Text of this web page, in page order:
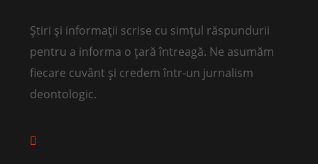
Știri și informații scrise cu simțul răspundurii
pentru a informa o țară întreagă. Ne asumăm
fiecare cuvânt și credem într-un jurnalism
deontologic.